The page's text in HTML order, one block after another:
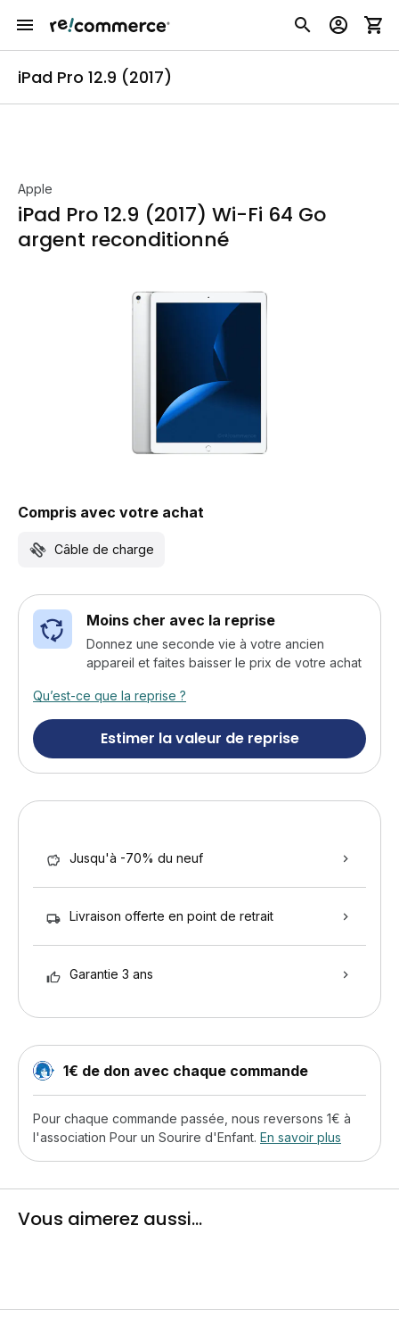
iPad Pro 12.9 (2017)
Apple
iPad Pro 12.9 (2017) Wi-Fi 64 Go
argent reconditionné
Compris avec votre achat
Câble de charge
Moins cher avec la reprise
Donnez une seconde vie à votre ancien
appareil et faites baisser le prix de votre achat
Qu’est-ce que la reprise ?
Estimer la valeur de reprise
Jusqu'à -70% du neuf
Livraison offerte en point de retrait
Garantie 3 ans
1€ de don avec chaque commande
Pour chaque commande passée, nous reversons 1€ à
l'association Pour un Sourire d'Enfant. En savoir plus
Vous aimerez aussi...